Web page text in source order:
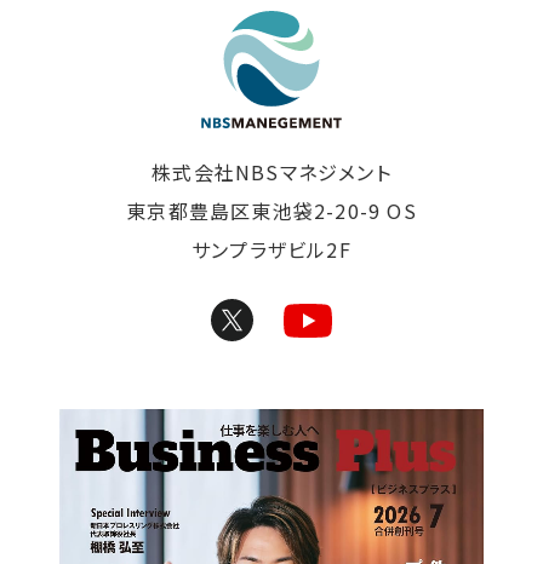
株式会社NBSマネジメント
東京都豊島区東池袋2-20-9 OS
サンプラザビル2F